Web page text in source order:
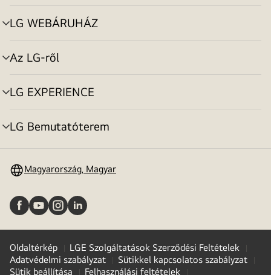
toggle
LG WEBÁRUHÁZ
menu
toggle
Az LG-ről
menu
toggle
LG EXPERIENCE
menu
toggle
LG Bemutatóterem
menu
Magyarország, Magyar
Oldaltérkép
LGE Szolgáltatások Szerződési Feltételek
Adatvédelmi szabályzat
Sütikkel kapcsolatos szabályzat
Sütik beállítása
Felhasználási feltételek